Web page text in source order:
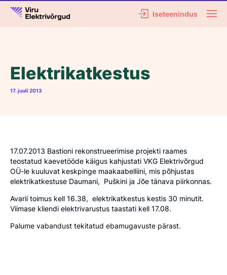
Iseteenindus
Elektrikatkestus
17. juuli 2013
17.07.2013 Bastioni rekonstrueerimise projekti raames
teostatud kaevetööde käigus kahjustati VKG Elektrivõrgud
OÜ-le kuuluvat keskpinge maakaabelliini, mis põhjustas
elektrikatkestuse Daumani, Puškini ja Jõe tänava piirkonnas.
Avarii toimus kell 16.38, elektrikatkestus kestis 30 minutit.
Viimase kliendi elektrivarustus taastati kell 17.08.
Palume vabandust tekitatud ebamugavuste pärast.